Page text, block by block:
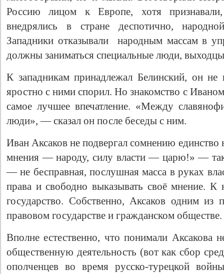
Россию лицом к Европе, хотя
внедрялись в стране деспотично,
Западники отказывали народным массам в
должны заниматься специальные люди,
К западникам принадлежал Белинский, он не
яростно с ними спорил. Но знакомство с
самое лучшее впечатление. «Между
люди», — сказал он после беседы с ним.
Иван Аксаков не подвергал сомнению
мнения — народу, силу власти — царю!» —
— не бесправная, послушная масса в руках
права и свободно выказывать своё мнение.
государство. Собственно, Аксаков одним из
правовом государстве и гражданском обществе.
Вполне естественно, что понимали Аксакова
общественную деятельность (вот как сбор
ополченцев во время русско-турецкой